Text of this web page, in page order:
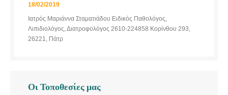
18/02/2019
Ιατρός Μαριάννα Σταματιάδου Ειδικός Παθολόγος,
Λιπιδιολόγος, Διατροφολόγος 2610-224858 Κορίνθου 293,
26221, Πάτρ
Οι Τοποθεσίες μας